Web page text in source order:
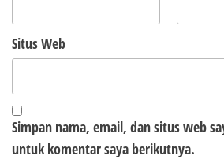
Situs Web
Simpan nama, email, dan situs web
untuk komentar saya berikutnya.